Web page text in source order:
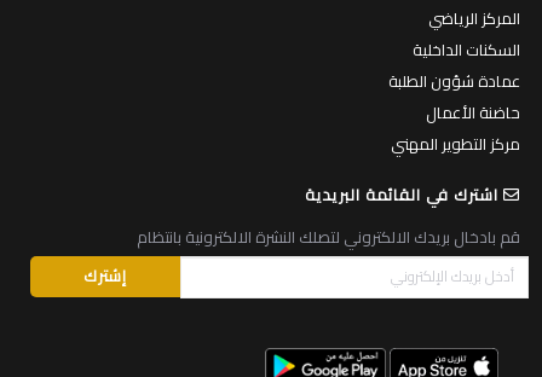
المركز الرياضي
السكنات الداخلية
عمادة شؤون الطلبة
حاضنة الأعمال
مركز التطوير المهني
اشترك في القائمة البريدية
قم بادخال بريدك الالكتروني لتصلك النشرة الالكترونية بانتظام